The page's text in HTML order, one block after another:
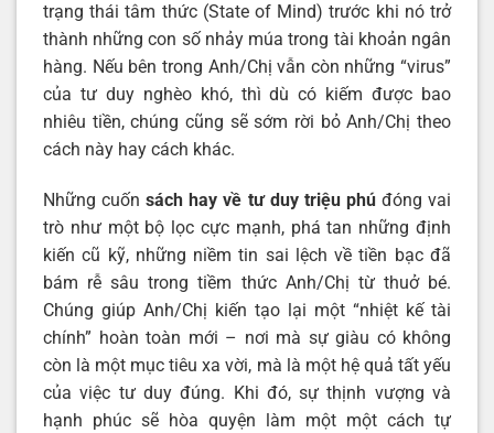
trạng thái tâm thức (State of Mind) trước khi nó trở
thành những con số nhảy múa trong tài khoản ngân
hàng. Nếu bên trong Anh/Chị vẫn còn những “virus”
của tư duy nghèo khó, thì dù có kiếm được bao
nhiêu tiền, chúng cũng sẽ sớm rời bỏ Anh/Chị theo
cách này hay cách khác.
Những cuốnsách hay về tư duy triệu phúđóng vai
trò như một bộ lọc cực mạnh, phá tan những định
kiến cũ kỹ, những niềm tin sai lệch về tiền bạc đã
bám rễ sâu trong tiềm thức Anh/Chị từ thuở bé.
Chúng giúp Anh/Chị kiến tạo lại một “nhiệt kế tài
chính” hoàn toàn mới – nơi mà sự giàu có không
còn là một mục tiêu xa vời, mà là một hệ quả tất yếu
của việc tư duy đúng. Khi đó, sự thịnh vượng và
hạnh phúc sẽ hòa quyện làm một một cách tự